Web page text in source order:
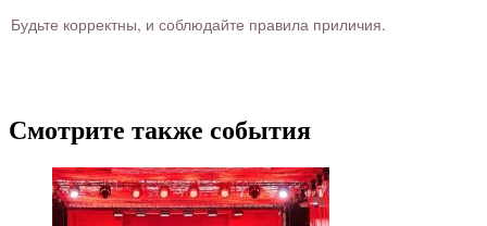
Будьте корректны, и соблюдайте правила приличия.
Смотрите также события